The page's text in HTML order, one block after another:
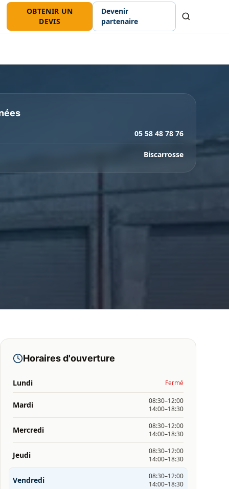
OBTENIR UN
DEVIS
Devenir
partenaire
05 58 48 78 76
Biscarrosse
Horaires d'ouverture
Lundi Fermé
Mardi
08:30–12:00
14:00–18:30
Mercredi
08:30–12:00
14:00–18:30
Jeudi
08:30–12:00
14:00–18:30
Vendredi
08:30–12:00
14:00–18:30